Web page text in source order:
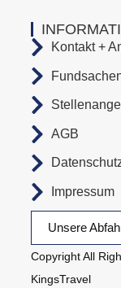
Copyright All
KingsTravel
Unsere
Kontakt +
AGB
Impressum